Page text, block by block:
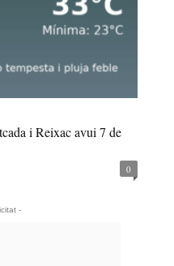
i Reixac avui 7 de
0
-